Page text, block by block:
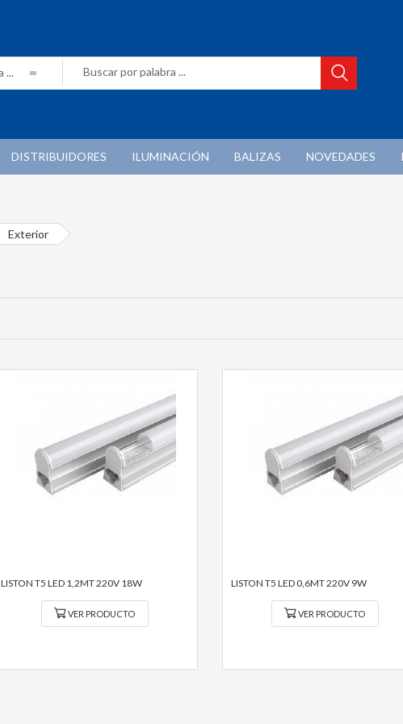
DISTRIBUIDORES ILUMINACIÓN BALIZAS NOVEDADES
Exterior
LISTON T5 LED 1,2MT 220V 18W
VER PRODUCTO
LISTON T5 LED 0,6MT 220V 9W
VER PRODUCTO